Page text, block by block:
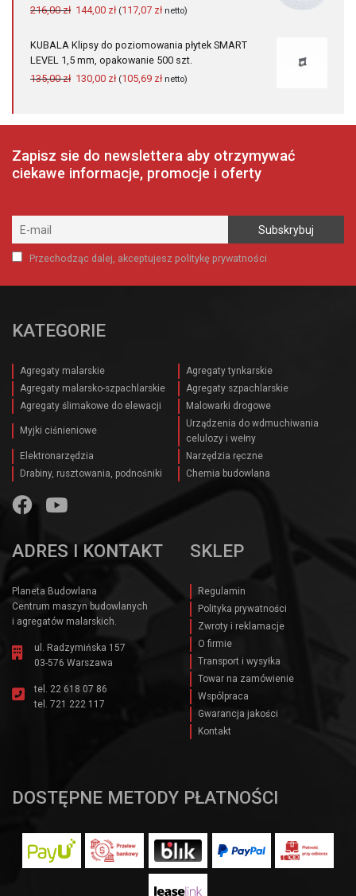
216,00zł Pierwotna
wynosiła:
216,00 zł.
144,00 złAktualna
wynosi:
144,00 zł.
(117,07 złnetto)
KUBALA Klipsy do poziomowania płytek SMART
LEVEL 1,5 mm, opakowanie 500 szt.
135,00zł Pierwotna
135,00 zł.
130,00 złAktualna
130,00 zł.
(105,69 złnetto)
Zapisz sie do newslettera aby otrzymywać
ciekawe informacje, promocje i oferty
Przechodząc dalej, akceptujesz politykę prywatności
KATEGORIE
Agregaty malarskie
Agregaty tynkarskie
Agregaty malarsko-szpachlarskie
Agregaty szpachlarskie
Agregaty ślimakowe do elewacji
Malowarki drogowe
Myjki ciśnieniowe
Urządzenia do wdmuchiwania
celulozy i wełny
Elektronarzędzia
Narzędzia ręczne
Drabiny, rusztowania, podnośniki
Chemia budowlana
ADRES I KONTAKT
Planeta Budowlana
Centrum maszyn budowlanych
i agregatów malarskich.
ul. Radzymińska 157
03-576 Warszawa
tel. 22 618 07 86
tel. 721 222 117
SKLEP
Regulamin
Polityka prywatności
Zwroty i reklamacje
O firmie
Transport i wysyłka
Towar na zamówienie
Wspólpraca
Gwarancja jakości
Kontakt
DOSTĘPNE METODY PŁATNOŚCI